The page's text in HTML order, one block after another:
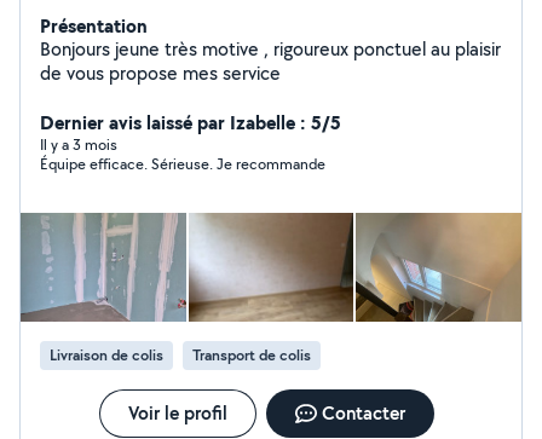
Présentation
Bonjours jeune très motive , rigoureux ponctuel au plaisir
de vous propose mes service
Dernier avis laissé par Izabelle : 5/5
Il y a 3 mois
Équipe efficace. Sérieuse. Je recommande
Livraison de colis Transport de colis
Voir le profil Contacter